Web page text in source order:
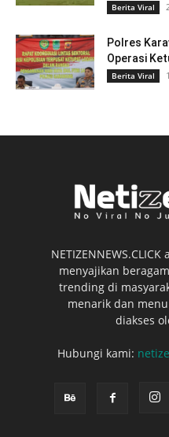
Berita Viral
Polres
Operasi
Berita Viral
menyajikan
trending di
menarik dan
diakses
Hubungi kami: